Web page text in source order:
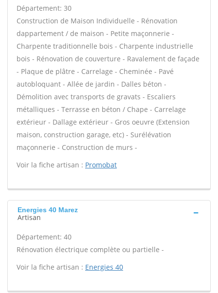
Département: 30
Construction de Maison Individuelle - Rénovation
dappartement / de maison - Petite maçonnerie -
Charpente traditionnelle bois - Charpente industrielle
bois - Rénovation de couverture - Ravalement de façade
- Plaque de plâtre - Carrelage - Cheminée - Pavé
autobloquant - Allée de jardin - Dalles béton -
Démolition avec transports de gravats - Escaliers
métalliques - Terrasse en béton / Chape - Carrelage
extérieur - Dallage extérieur - Gros oeuvre (Extension
maison, construction garage, etc) - Surélévation
maçonnerie - Construction de murs -
Voir la fiche artisan : Promobat
Energies 40 Marez
Artisan
Département: 40
Rénovation électrique complète ou partielle -
Voir la fiche artisan : Energies 40